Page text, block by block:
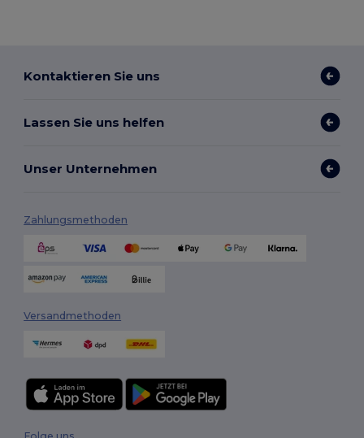
Kontaktieren Sie uns
Lassen Sie uns helfen
Unser Unternehmen
Zahlungsmethoden
Versandmethoden